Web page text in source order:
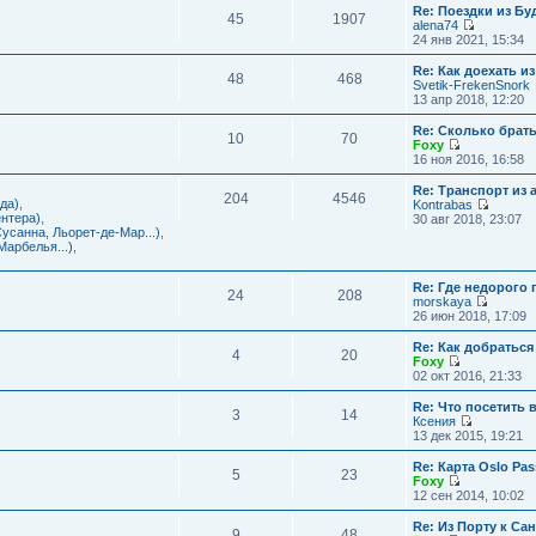
ю
о
б
щ
е
н
и
ю
е
м
у
с
о
о
б
щ
е
и
ю
л
д
н
е
м
у
с
о
б
щ
е
н
и
к
п
о
л
е
д
н
е
у
с
о
о
б
и
ю
45 1907
Re: Поездки из
alena74
П
е
р
е
й
т
к
п
о
л
е
д
с
о
о
щ
н
и
ю
24 янв 2021, 15:34
48 468
Re: Как доехать
Svetik-FrekenSnork
13 апр 2018, 12:20
10 70
Re: Сколько
Foxy
П
е
р
е
й
т
п
о
с
л
е
д
н
е
с
о
о
щ
н
и
ю
16 ноя 2016, 16:58
Льорет-де-Мар...)
204 4546
Re: Транспорт из
Kontrabas
П
й
т
п
о
л
е
д
е
с
о
о
щ
30 авг 2018, 23:07
24 208
Re: Где недорого
morskaya
П
е
р
е
й
т
к
п
о
л
д
н
е
26 июн 2018, 17:09
4 20
Re: Как
Foxy
П
е
р
е
й
т
к
п
о
л
02 окт 2016, 21:33
3 14
Re: Что посетить
Ксения
П
е
р
е
й
т
13 дек 2015, 19:21
5 23
Re: Карта Oslo
Foxy
П
е
р
12 сен 2014, 10:02
Re: Из Порту к